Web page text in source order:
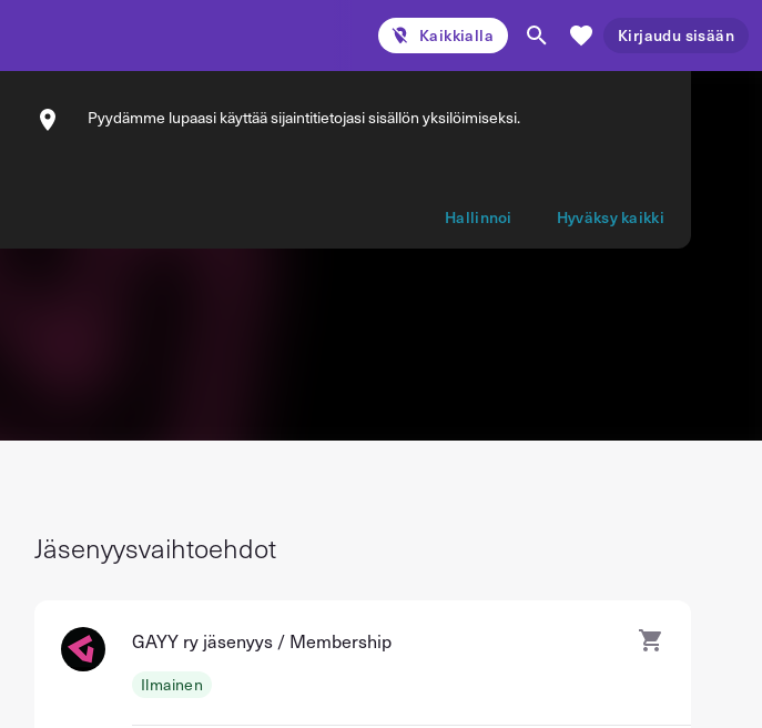
Kaikkialla Kirjaudu sisään
Jäsenyysvaihtoehdot
GAYY ry jäsenyys / Membership
Ilmainen
Pyydämme lupaasi käyttää sijaintitietojasi sisällön yksilöimiseksi.
Hallinnoi Hyväksy kaikki